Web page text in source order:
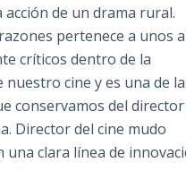
de un drama rural.
pertenece a unos
críticos dentro de la
nuestro cine y es una de
conservamos del director
Director del cine mudo
una clara línea de